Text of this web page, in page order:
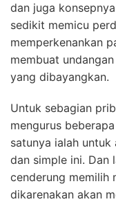
dan juga
sedikit memicu
memperkenankan
membuat
yang dibayangkan.
Untuk sebagian
mengurus
satunya ialah untuk
dan simple ini. Dan
cenderung memilih
dikarenakan akan